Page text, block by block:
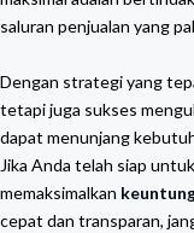
saluran penjualan yang
Dengan strategi yang
tetapi juga sukses
dapat menunjang
Jika Anda telah siap
memaksimalkan
cepat dan transparan,